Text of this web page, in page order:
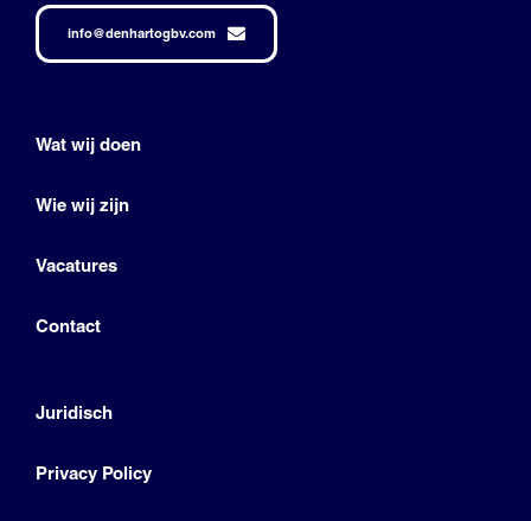
info@denhartogbv.com
Wat wij doen
Wie wij zijn
Vacatures
Contact
Juridisch
Privacy Policy